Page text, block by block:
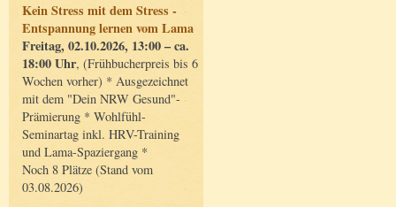
Kein Stress mit dem Stress -
Entspannung lernen vom Lama
Freitag, 02.10.2026, 13:00 – ca.
18:00 Uhr, (Frühbucherpreis bis 6
Wochen vorher) * Ausgezeichnet
mit dem "Dein NRW Gesund"-
Prämierung * Wohlfühl-
Seminartag inkl. HRV-Training
und Lama-Spaziergang *
Noch 8 Plätze (Stand vom
03.08.2026)